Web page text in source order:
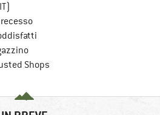
Vai alla politica di recesso qui
Shops